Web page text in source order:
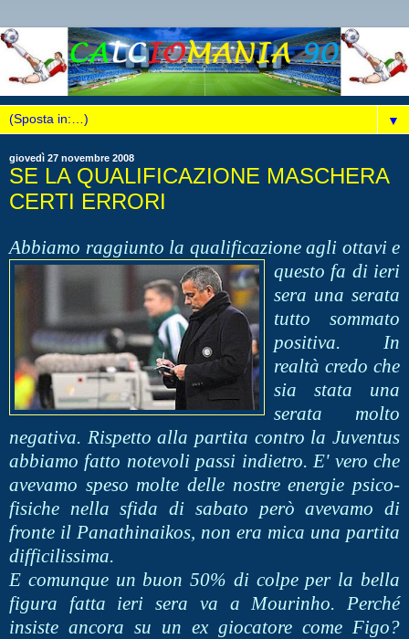
▼
giovedì 27 novembre 2008
SE LA QUALIFICAZIONE MASCHERA
CERTI ERRORI
Abbiamo raggiunto la qualificazione agli ottavi e
questo fa di ieri
sera una serata
tutto sommato
positiva. In
realtà credo che
sia stata una
serata molto
negativa. Rispetto alla partita contro la Juventus
abbiamo fatto notevoli passi indietro. E' vero che
avevamo speso molte delle nostre energie psico-
fisiche nella sfida di sabato però avevamo di
fronte il Panathinaikos, non era mica una partita
difficilissima.
E comunque un buon 50% di colpe per la bella
figura fatta ieri sera va a Mourinho. Perché
insiste ancora su un ex giocatore come Figo?